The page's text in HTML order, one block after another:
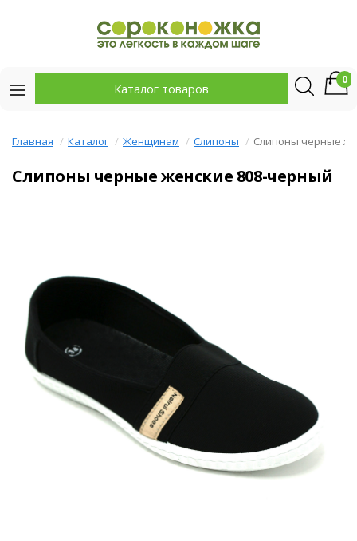
Каталог товаров
0
Главная Каталог Женщинам Слипоны Слипоны черные
Слипоны черные женские 808-черный